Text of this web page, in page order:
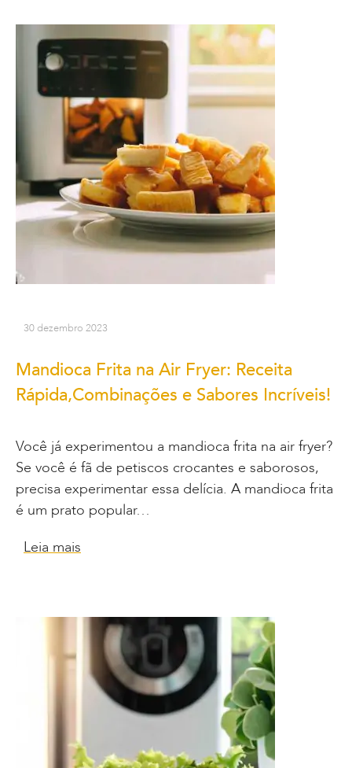
30 dezembro 2023
Mandioca Frita na Air Fryer: Receita
Rápida,Combinações e Sabores Incríveis!
Você já experimentou a mandioca frita na air fryer?
Se você é fã de petiscos crocantes e saborosos,
precisa experimentar essa delícia. A mandioca frita
é um prato popular…
Leia mais